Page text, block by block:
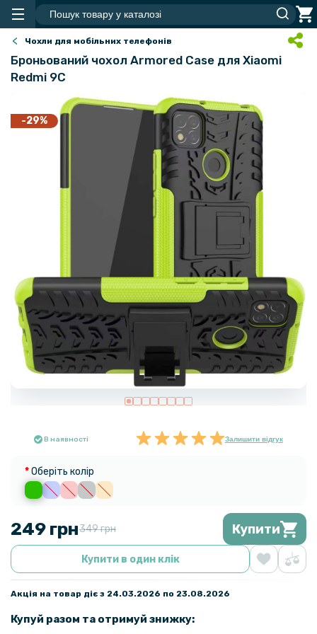
Чохли для мобільних телефонів
Броньований чохол Armored Case для Xiaomi
Redmi 9C
-29%
В наявності Залишити відгук
Оберіть колір
249 грн349 грн Купити
Купити в один клік
Акція на товар діє з 24.03.2026 по 23.08.2026
Купуй разом та отримуй знижку: